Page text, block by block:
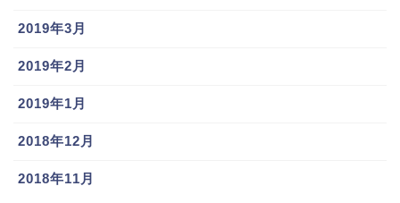
2019年3月
2019年2月
2019年1月
2018年12月
2018年11月